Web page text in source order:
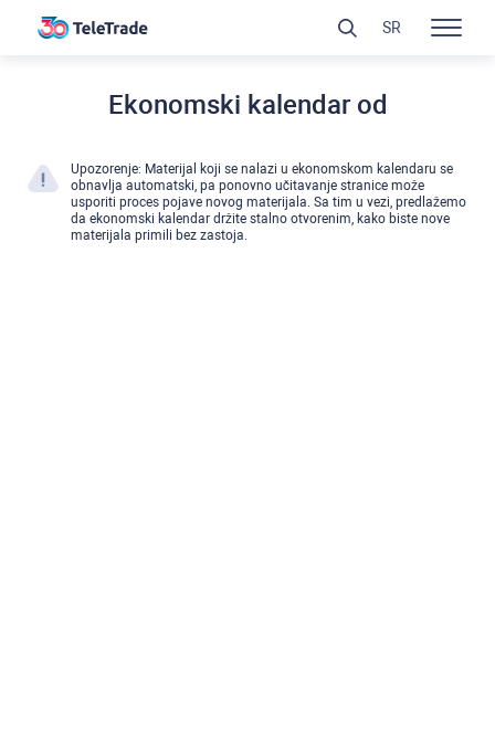
Ekonomski kalendar od
Upozorenje: Materijal koji se nalazi u ekonomskom kalendaru se
obnavlja automatski, pa ponovno učitavanje stranice može
usporiti proces pojave novog materijala. Sa tim u vezi, predlažemo
da ekonomski kalendar držite stalno otvorenim, kako biste nove
materijala primili bez zastoja.
SR